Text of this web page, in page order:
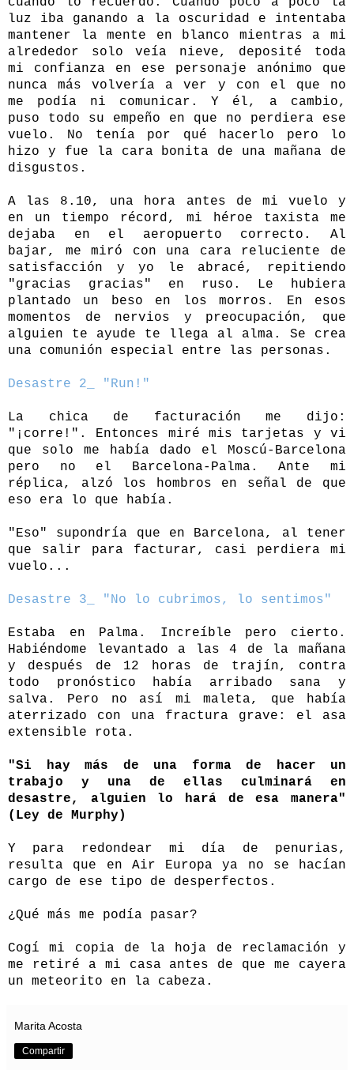
luz iba ganando a la oscuridad e intentaba
mantener la mente en blanco mientras a mi
alrededor solo veía nieve, deposité toda
mi confianza en ese personaje anónimo que
nunca más volvería a ver y con el que no
me podía ni comunicar. Y él, a cambio,
puso todo su empeño en que no perdiera ese
vuelo. No tenía por qué hacerlo pero lo
hizo y fue la cara bonita de una mañana de
disgustos.
A las 8.10, una hora antes de mi vuelo y
en un tiempo récord, mi héroe taxista me
dejaba en el aeropuerto correcto. Al
bajar, me miró con una cara reluciente de
satisfacción y yo le abracé, repitiendo
"gracias gracias" en ruso. Le hubiera
plantado un beso en los morros. En esos
momentos de nervios y preocupación, que
alguien te ayude te llega al alma. Se crea
una comunión especial entre las personas.
Desastre 2_ "Run!"
La chica de facturación me dijo:
"¡corre!". Entonces miré mis tarjetas y vi
que solo me había dado el Moscú-Barcelona
pero no el Barcelona-Palma. Ante mi
réplica, alzó los hombros en señal de que
eso era lo que había.
"Eso" supondría que en Barcelona, al tener
que salir para facturar, casi perdiera mi
vuelo...
Desastre 3_ "No lo cubrimos, lo sentimos"
Estaba en Palma. Increíble pero cierto.
Habiéndome levantado a las 4 de la mañana
y después de 12 horas de trajín, contra
todo pronóstico había arribado sana y
salva. Pero no así mi maleta, que había
aterrizado con una fractura grave: el asa
extensible rota.
"Si hay más de una forma de hacer un
trabajo y una de ellas culminará en
desastre, alguien lo hará de esa manera"
(Ley de Murphy)
Y para redondear mi día de penurias,
resulta que en Air Europa ya no se hacían
cargo de ese tipo de desperfectos.
¿Qué más me podía pasar?
Cogí mi copia de la hoja de reclamación y
me retiré a mi casa antes de que me cayera
un meteorito en la cabeza.
Marita Acosta
Compartir